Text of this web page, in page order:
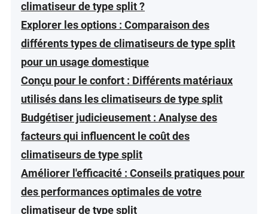
climatiseur de type split ?
Explorer les options : Comparaison des
différents types de climatiseurs de type split
pour un usage domestique
Conçu pour le confort : Différents matériaux
utilisés dans les climatiseurs de type split
Budgétiser judicieusement : Analyse des
facteurs qui influencent le coût des
climatiseurs de type split
Améliorer l'efficacité : Conseils pratiques pour
des performances optimales de votre
climatiseur de type split